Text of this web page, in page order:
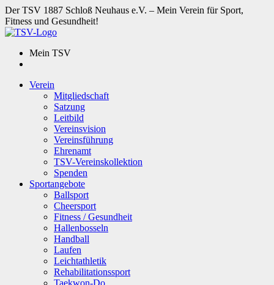
Der TSV 1887 Schloß Neuhaus e.V. – Mein Verein für Sport,
Fitness und Gesundheit!
Mein TSV
Verein
Mitgliedschaft
Satzung
Leitbild
Vereinsvision
Vereinsführung
Ehrenamt
TSV-Vereinskollektion
Spenden
Sportangebote
Ballsport
Cheersport
Fitness / Gesundheit
Hallenbosseln
Handball
Laufen
Leichtathletik
Rehabilitationssport
Taekwon-Do